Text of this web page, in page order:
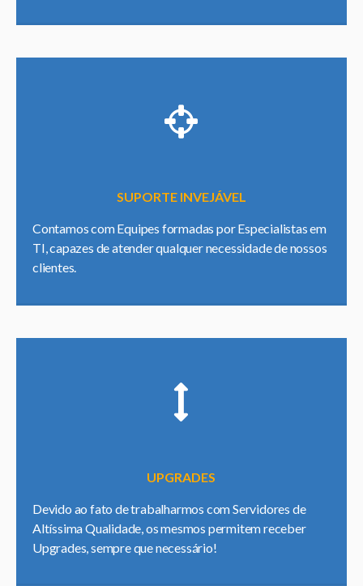
SUPORTE INVEJÁVEL
Contamos com Equipes formadas por Especialistas em
TI, capazes de atender qualquer necessidade de nossos
clientes.
UPGRADES
Devido ao fato de trabalharmos com Servidores de
Altíssima Qualidade, os mesmos permitem receber
Upgrades, sempre que necessário!